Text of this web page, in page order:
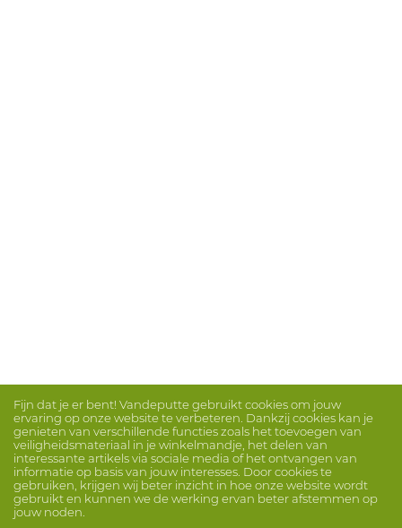
Fijn dat je er bent! Vandeputte gebruikt cookies om jouw
ervaring op onze website te verbeteren. Dankzij cookies kan je
genieten van verschillende functies zoals het toevoegen van
veiligheidsmateriaal in je winkelmandje, het delen van
interessante artikels via sociale media of het ontvangen van
informatie op basis van jouw interesses. Door cookies te
gebruiken, krijgen wij beter inzicht in hoe onze website wordt
gebruikt en kunnen we de werking ervan beter afstemmen op
jouw noden.